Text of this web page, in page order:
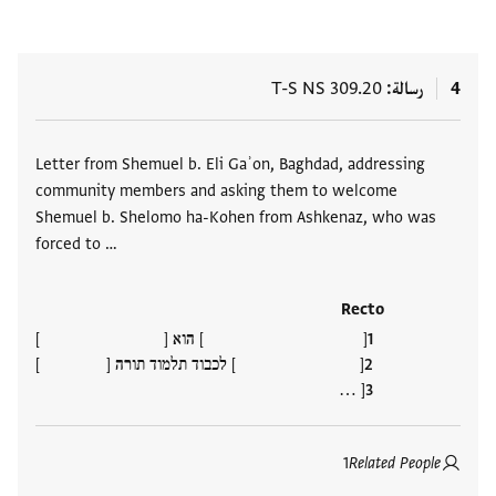
4 رسالة T-S NS 309.20
Letter from Shemuel b. Eli Gaʾon, Baghdad, addressing
community members and asking them to welcome
Shemuel b. Shelomo ha-Kohen from Ashkenaz, who was
forced to …
Recto
[ ] הוא [ ]
[ ] לכבוד תלמוד תורה [ ]
[ …
Related People
1